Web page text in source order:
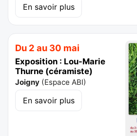
En savoir plus
Du 2 au 30 mai
Exposition : Lou-Marie
Thurne (céramiste)
Joigny (Espace ABI)
En savoir plus